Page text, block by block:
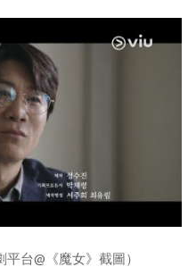
台@《魔女》截圖）